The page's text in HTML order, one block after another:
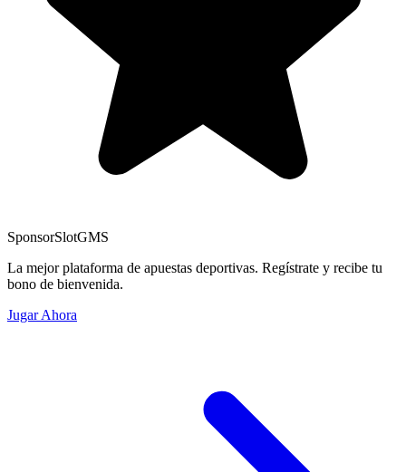
SponsorSlotGMS
La mejor plataforma de apuestas deportivas. Regístrate y recibe tu
bono de bienvenida.
Jugar Ahora